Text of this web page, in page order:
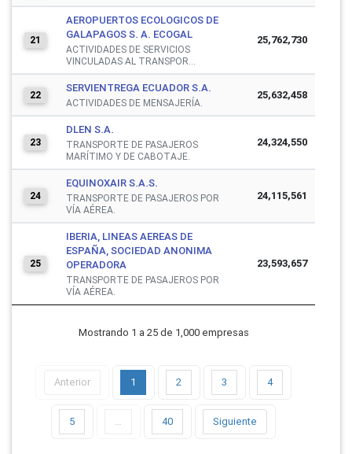
21
AEROPUERTOS ECOLOGICOS DE
GALAPAGOS S. A. ECOGAL
ACTIVIDADES DE SERVICIOS
VINCULADAS AL TRANSPOR...
25,762,730
22
SERVIENTREGA ECUADOR S.A.
ACTIVIDADES DE MENSAJERÍA.
25,632,458
23
DLEN S.A.
TRANSPORTE DE PASAJEROS
MARÍTIMO Y DE CABOTAJE.
24,324,550
24
EQUINOXAIR S.A.S.
TRANSPORTE DE PASAJEROS POR
VÍA AÉREA.
24,115,561
25
IBERIA, LINEAS AEREAS DE
ESPAÑA, SOCIEDAD ANONIMA
OPERADORA
TRANSPORTE DE PASAJEROS POR
VÍA AÉREA.
23,593,657
Mostrando 1 a 25 de 1,000 empresas
Anterior 1 2 3 4
5 … 40 Siguiente